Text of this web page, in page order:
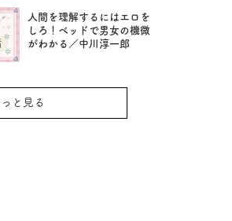
人間を理解するにはエロを
しろ！ベッドで男女の機微
がわかる／中川淳一郎
っと見る